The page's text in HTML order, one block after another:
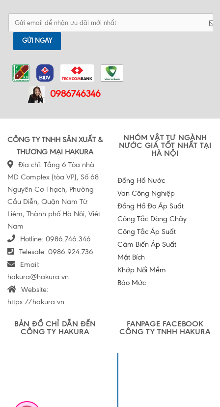
GỬI NGAY
0986746346
CÔNG TY TNHH SẢN XUẤT &
THƯƠNG MẠI HAKURA
Địa chỉ: Tầng 6 Tòa nhà
MD Complex (tòa VP), Số 68
Nguyễn Cơ Thạch, Phường
Cầu Diễn, Quận Nam Từ
Liêm, Thành phố Hà Nội, Việt
Nam
Hotline: 0986.746.346
Telesale: 0986.924.736
Email:
hakura@hakura.vn
Website:
https://hakura.vn
NHÓM VẬT TƯ NGÀNH
NƯỚC GIÁ TỐT NHẤT TẠI
HÀ NỘI
Đồng Hồ Nước
Van Công Nghiệp
Đồng Hồ Đo Áp Suất
Công Tắc Dòng Chảy
Công Tắc Áp Suất
Cảm Biến Áp Suất
Mặt Bích
Khớp Nối Mềm
Báo Mức
BẢN ĐỒ CHỈ DẪN ĐẾN
CÔNG TY HAKURA
FANPAGE FACEBOOK
CÔNG TY TNHH HAKURA